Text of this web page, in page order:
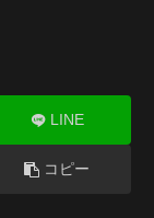
LINE
コピー